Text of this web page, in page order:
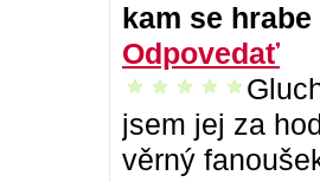
kam se
Odpovedať
vrelo odporúčam
jsem jej za
věrný